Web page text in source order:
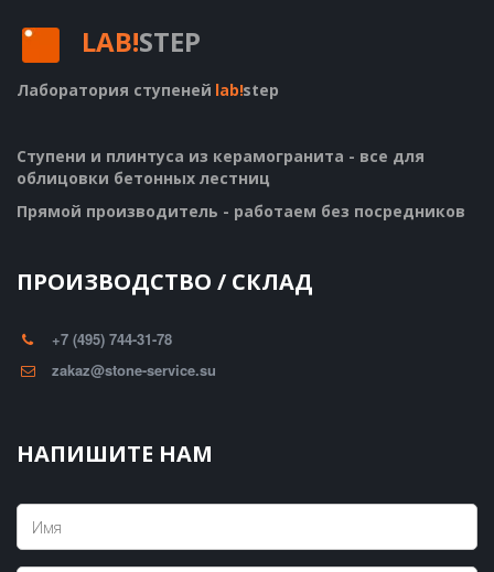
LAB!STEP
Лаборатория ступеней lab!step
Ступени и плинтуса из керамогранита - все для
облицовки бетонных лестниц
Прямой производитель - работаем без посредников
ПРОИЗВОДСТВО / СКЛАД
+7 (495) 744-31-78
zakaz@stone-service.su
НАПИШИТЕ НАМ